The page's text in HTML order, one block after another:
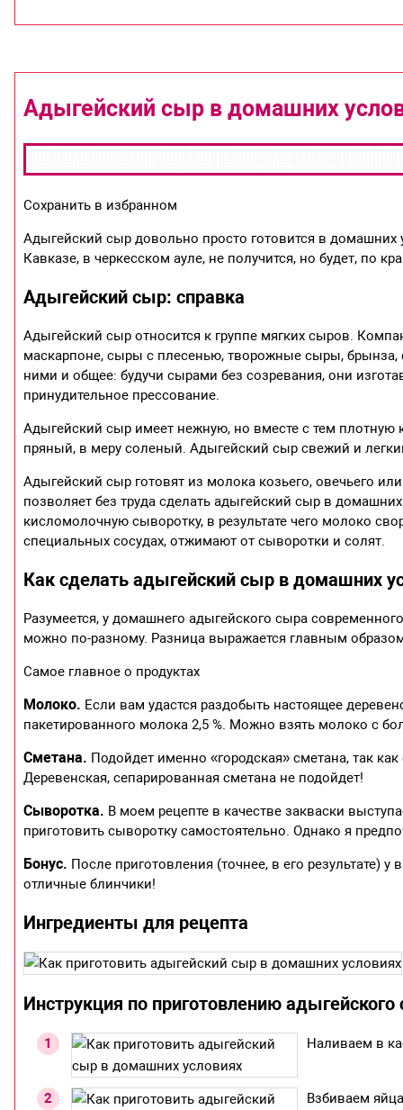
Адыгейский сыр в домашних
Сохранить в избранном
Адыгейский сыр довольно просто готовится в домашних
Кавказе, в черкесском ауле, не получится, но будет, по
Адыгейский сыр: справка
Адыгейский сыр относится к группе мягких сыров.
маскарпоне, сыры с плесенью, творожные сыры, брынза,
ними и общее: будучи сырами без созревания, они
принудительное прессование.
Адыгейский сыр имеет нежную, но вместе с тем
пряный, в меру соленый. Адыгейский сыр свежий и
Адыгейский сыр готовят из молока козьего, овечьего
позволяет без труда сделать адыгейский сыр в
кисломолочную сыворотку, в результате чего молоко
специальных сосудах, отжимают от сыворотки и солят.
Как сделать адыгейский сыр в домашних
Разумеется, у домашнего адыгейского сыра
можно по-разному. Разница выражается главным
Самое главное о продуктах
Молоко. Если вам удастся раздобыть настоящее
пакетированного молока 2,5 %. Можно взять молоко с
Сметана. Подойдет именно «городская» сметана, так
Деревенская, сепарированная сметана не подойдет!
Сыворотка. В моем рецепте в качестве закваски
приготовить сыворотку самостоятельно. Однако я
Бонус. После приготовления (точнее, в его результате)
отличные блинчики!
Ингредиенты для рецепта
Инструкция по приготовлению
Наливаем в
Взбиваем